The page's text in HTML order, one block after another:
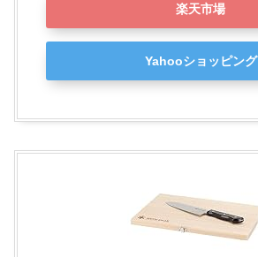
楽天市場
Yahooショッピング